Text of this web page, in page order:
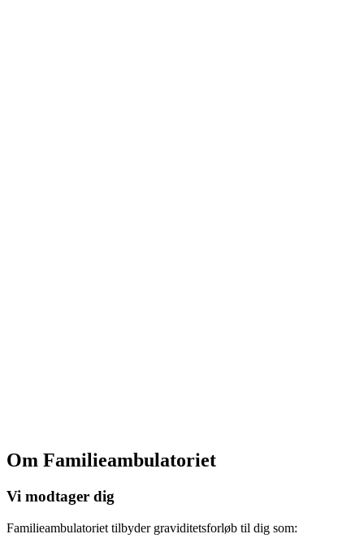
Om Familieambulatoriet
Vi modtager dig
Familieambulatoriet tilbyder graviditetsforløb til dig som: